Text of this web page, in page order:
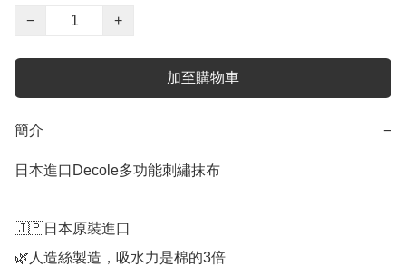
−
+
加至購物車
簡介 −
日本進口Decole多功能刺繡抹布
🇯🇵日本原裝進口
🌿人造絲製造，吸水力是棉的3倍